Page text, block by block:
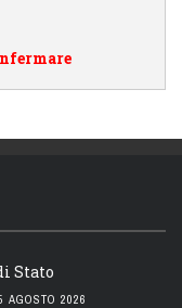
Stato
AGOSTO 2026